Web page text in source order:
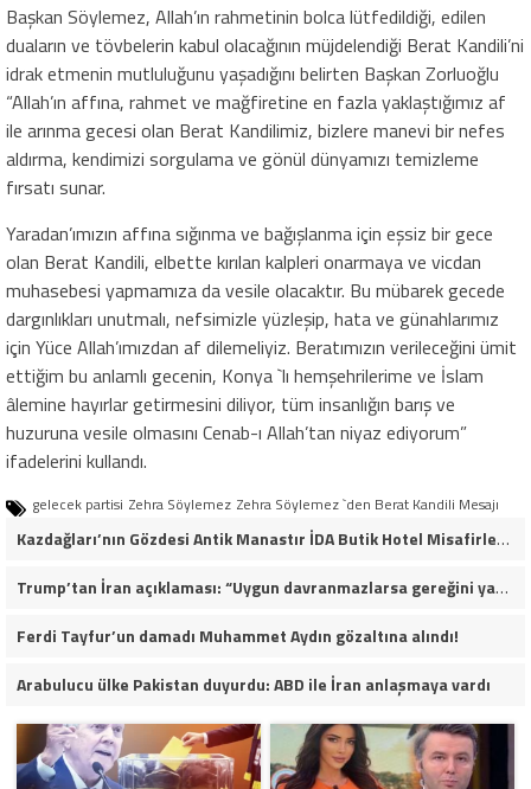
Başkan Söylemez, Allah’ın rahmetinin bolca lütfedildiği, edilen
duaların ve tövbelerin kabul olacağının müjdelendiği Berat Kandili’ni
idrak etmenin mutluluğunu yaşadığını belirten Başkan Zorluoğlu
“Allah’ın affına, rahmet ve mağfiretine en fazla yaklaştığımız af
ile arınma gecesi olan Berat Kandilimiz, bizlere manevi bir nefes
aldırma, kendimizi sorgulama ve gönül dünyamızı temizleme
fırsatı sunar.
Yaradan’ımızın affına sığınma ve bağışlanma için eşsiz bir gece
olan Berat Kandili, elbette kırılan kalpleri onarmaya ve vicdan
muhasebesi yapmamıza da vesile olacaktır. Bu mübarek gecede
dargınlıkları unutmalı, nefsimizle yüzleşip, hata ve günahlarımız
için Yüce Allah’ımızdan af dilemeliyiz. Beratımızın verileceğini ümit
ettiğim bu anlamlı gecenin, Konya `lı hemşehrilerime ve İslam
âlemine hayırlar getirmesini diliyor, tüm insanlığın barış ve
huzuruna vesile olmasını Cenab-ı Allah’tan niyaz ediyorum”
ifadelerini kullandı.
gelecek partisi Zehra Söylemez Zehra Söylemez `den Berat Kandili Mesajı
Kazdağları’nın Gözdesi Antik Manastır İDA Butik Hotel Misafirlerinden Tam Not Alıyor
Trump’tan İran açıklaması: “Uygun davranmazlarsa gereğini yaparım”
Ferdi Tayfur’un damadı Muhammet Aydın gözaltına alındı!
Arabulucu ülke Pakistan duyurdu: ABD ile İran anlaşmaya vardı